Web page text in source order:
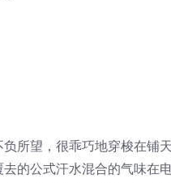
所望，很乖巧地穿梭在铺
的公式汗水混合的气味在